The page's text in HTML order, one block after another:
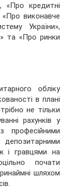
«Про кредитні
«Про виконавче
України»,
та «Про ринки
обліку
в плані
не тільки
рахунків у
професійними
і гравцями на
почати
шляхом